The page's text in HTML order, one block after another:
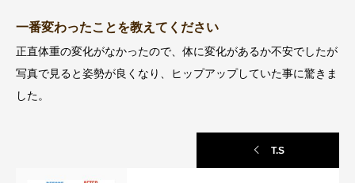
一番変わったことを教えてください
正直体重の変化がなかったので、体に変化があるか不安でしたが
写真で見ると姿勢が良くなり、ヒップアップしていた事に驚きま
した。
T.S